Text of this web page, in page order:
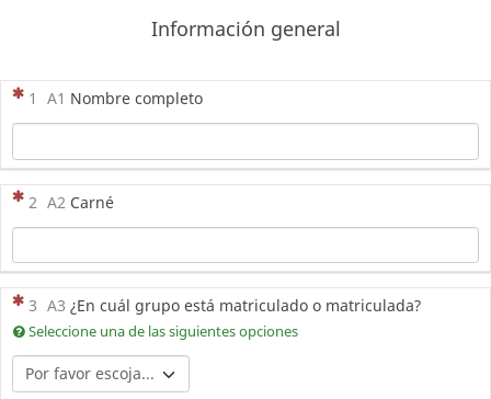
Información general
(Esta pregunta es obligatoria)
1 A1 Nombre completo
(Esta pregunta es obligatoria)
2 A2 Carné
(Esta pregunta es obligatoria)
3 A3 ¿En cuál grupo está matriculado o matriculada?
Seleccione una de las siguientes opciones